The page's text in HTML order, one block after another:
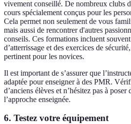
vivement conseillé. De nombreux clubs
cours spécialement conçus pour les
Cela permet non seulement de vous
mais aussi de rencontrer d'autres
conseils. Ces formations incluent
d’atterrissage et des exercices de
pertinent pour les novices.
Il est important de s’assurer que
adaptée pour enseigner à des PMR.
d’anciens élèves et n’hésitez pas à
l’approche enseignée.
6. Testez votre équipement